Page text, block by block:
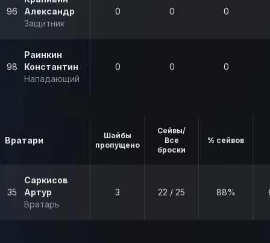
96
Александр
Защитник
0 0 0
98
Раинкин
Константин
Нападающий
0 0 0
Вратари
Шайбы
пропущено
Сейвы/
Все
броски
% сейвов
35
Саркисов
Артур
Вратарь
3 22 / 25 88%